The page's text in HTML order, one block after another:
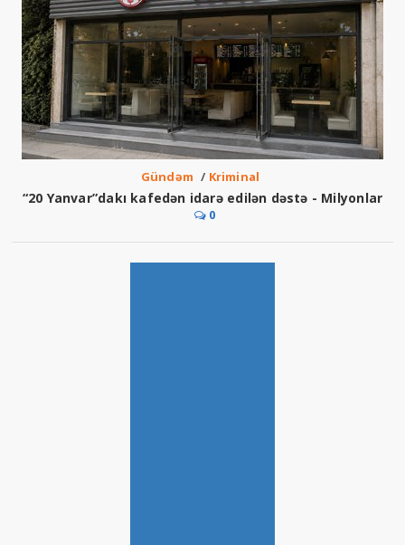
Gündəm / Kriminal
“20 Yanvar”dakı kafedən idarə edilən dəstə - Milyonlar
0